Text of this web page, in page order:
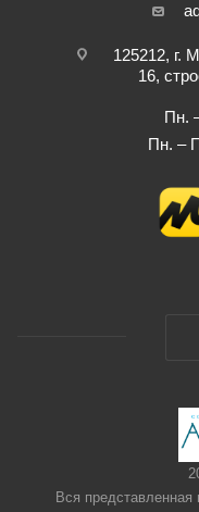
125212, г.
16,
Пн.
Пн. –
Вся